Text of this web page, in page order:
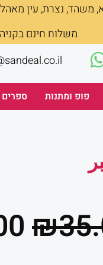
משהד, נצרת, עין
משלוח חינם בקניה
פופ ומתנות ספרים
₪